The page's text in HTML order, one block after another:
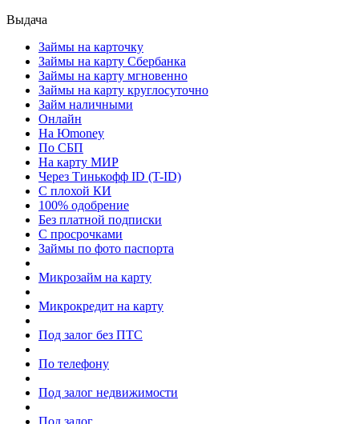
Выдача
Займы на карточку
Займы на карту Сбербанка
Займы на карту мгновенно
Займы на карту круглосуточно
Займ наличными
Онлайн
На Юmoney
По СБП
На карту МИР
Через Тинькофф ID (T-ID)
С плохой КИ
100% одобрение
Без платной подписки
С просрочками
Займы по фото паспорта
Микрозайм на карту
Микрокредит на карту
Под залог без ПТС
По телефону
Под залог недвижимости
Под залог